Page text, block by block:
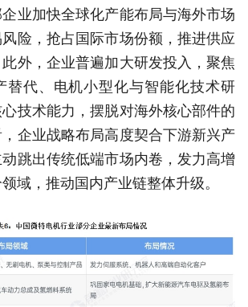
业加快全球化产能布局与海外市场
险，抢占国际市场份额，推进供应
外，企业普遍加大研发投入，聚焦
替代、电机小型化与智能化技术研
技术能力，摆脱对海外核心部件的
企业战略布局高度契合下游新兴产
跳出传统低端市场内卷，发力高增
域，推动国内产业链整体升级。